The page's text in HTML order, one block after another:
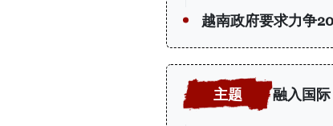
越南政府要求力争
融入国际